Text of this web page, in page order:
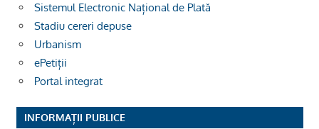
Sistemul Electronic Național de Plată
Stadiu cereri depuse
Urbanism
ePetiții
Portal integrat
INFORMAȚII PUBLICE